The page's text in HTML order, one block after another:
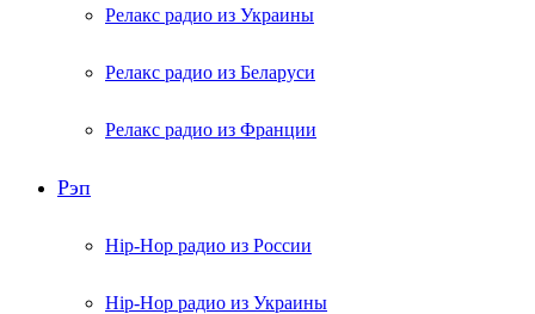
Релакс радио из Украины
Релакс радио из Беларуси
Релакс радио из Франции
Рэп
Hip-Hop радио из России
Hip-Hop радио из Украины